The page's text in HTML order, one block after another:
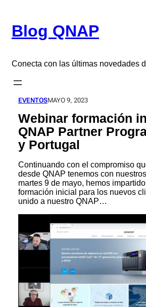
contenido
Blog QNAP
Conecta con las últimas novedades
EVENTOSMAYO 9, 2023
Webinar formación
QNAP Partner
y Portugal
Continuando con el compromiso
desde QNAP tenemos con
martes 9 de mayo, hemos
formación inicial para los nuevos
unido a nuestro QNAP…